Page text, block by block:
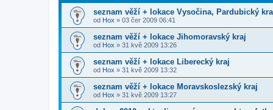
seznam věží + lokace Vysočina, Pardubický
od Hox » 03 čer 2009 06:41
seznam věží + lokace Jihomoravský kraj
od Hox » 31 kvě 2009 13:26
seznam věží + lokace Liberecký kraj
od Hox » 31 kvě 2009 13:32
seznam věží + lokace Moravskoslezský kraj
od Hox » 31 kvě 2009 13:27